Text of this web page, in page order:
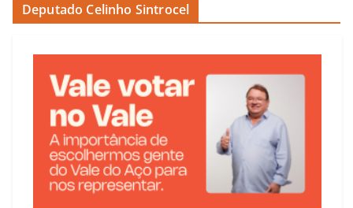
Deputado Celinho Sintrocel